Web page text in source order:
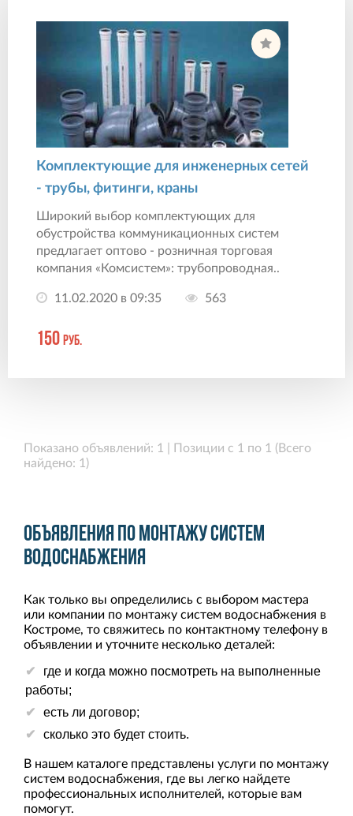
Комплектующие для инженерных сетей
- трубы, фитинги, краны
Широкий выбор комплектующих для
обустройства коммуникационных систем
предлагает оптово - розничная торговая
компания «Комсистем»: трубопроводная..
11.02.2020 в 09:35 563
150 руб.
Показано объявлений: 1 | Позиции с 1 по 1 (Всего
найдено: 1)
Объявления по монтажу систем
водоснабжения
Как только вы определились с выбором мастера
или компании по монтажу систем водоснабжения в
Костроме, то свяжитесь по контактному телефону в
объявлении и уточните несколько деталей:
где и когда можно посмотреть на выполненные
работы;
есть ли договор;
сколько это будет стоить.
В нашем каталоге представлены услуги по монтажу
систем водоснабжения, где вы легко найдете
профессиональных исполнителей, которые вам
помогут.